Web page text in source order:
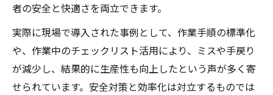
者の安全と快適さを両立できます。
実際に現場で導入された事例として、作業手順の標準化
や、作業中のチェックリスト活用により、ミスや手戻り
が減少し、結果的に生産性も向上したという声が多く寄
せられています。安全対策と効率化は対立するものでは